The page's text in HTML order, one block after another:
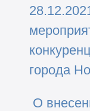
города
О